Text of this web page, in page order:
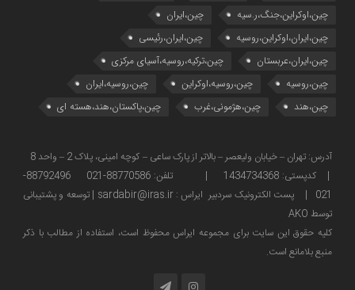
چین،اوکراین،جنگ،ر.سیه
چین،ایران
چین،ایران،اوکراین،روسیه
چین،ایران،رئیسی
چین،ایران،عربستان
چین،ترکیه،روسیه،آسیای مرکزی
چین،روسیه
چین،روسیه،اوکراین
چین،روسیه،ایران
چین،هند
چین،هژمونی،غرب چین،پاکستان،هند،هسته ای
| کدپستی: 1434734368 | تلفن: 88770586-021 88792496-
021 | پست الکترونیک سردبیر ایراس : sardabir@iras.ir |
توسعه و پشتیبانی
توسط AKO
كليه حقوق این سایت برای مجموعه ایراس محفوظ است، استفاده از مطالب با ذكر
منبع بلامانع است.